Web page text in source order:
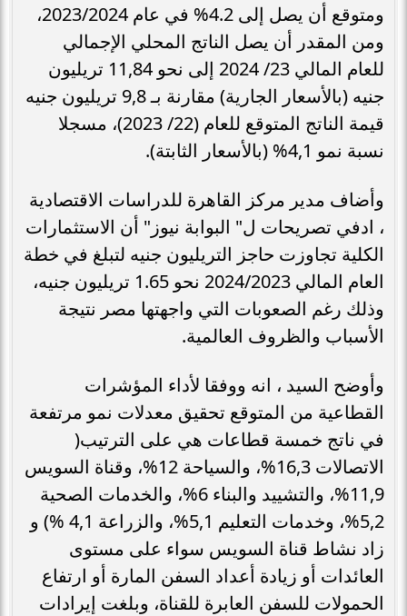
ومتوقع أن يصل إلى 4.2% في عام 2023/2024،
ومن المقدر أن يصل الناتج المحلي الإجمالي
للعام المالي 23/ 2024 إلى نحو 11,84 تريليون
جنيه (بالأسعار الجارية) مقارنة بـ 9,8 تريليون جنيه
قيمة الناتج المتوقع للعام (22/ 2023)، مسجلا
نسبة نمو 4,1% (بالأسعار الثابتة).
وأضاف مدير مركز القاهرة للدراسات الاقتصادية
، ادفي تصريحات ل" البوابة نيوز" أن الاستثمارات
الكلية تجاوزت حاجز التريليون جنيه لتبلغ في خطة
العام المالي 2024/2023 نحو 1.65 تريليون جنيه،
وذلك رغم الصعوبات التي واجهتها مصر نتيجة
الأسباب والظروف العالمية.
وأوضح السيد ، انه ووفقا لأداء المؤشرات
القطاعية من المتوقع تحقيق معدلات نمو مرتفعة
في ناتج خمسة قطاعات هي على الترتيب(
الاتصالات 16,3%، والسياحة 12%، وقناة السويس
11,9%، والتشييد والبناء 6%، والخدمات الصحية
5,2%، وخدمات التعليم 5,1%، والزراعة 4,1 %) و
زاد نشاط قناة السويس سواء على مستوى
العائدات أو زيادة أعداد السفن المارة أو ارتفاع
الحمولات للسفن العابرة للقناة، وبلغت إيرادات